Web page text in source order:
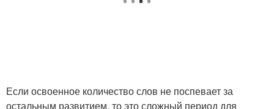
Если освоенное количество слов не поспевает за
остальным развитием, то это сложный период для